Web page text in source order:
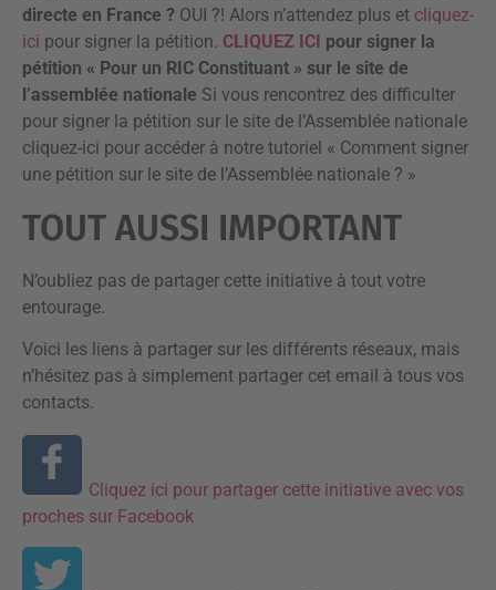
directe en France ? OUI ?! Alors n’attendez plus et cliquez-
ici pour signer la pétition. CLIQUEZ ICI pour signer la
pétition « Pour un RIC Constituant » sur le site de
l’assemblée nationale Si vous rencontrez des difficulter
pour signer la pétition sur le site de l’Assemblée nationale
cliquez-ici pour accéder à notre tutoriel « Comment signer
une pétition sur le site de l’Assemblée nationale ? »
TOUT AUSSI IMPORTANT
N’oubliez pas de partager cette initiative à tout votre
entourage.
Voici les liens à partager sur les différents réseaux, mais
n’hésitez pas à simplement partager cet email à tous vos
contacts.
Cliquez ici pour partager cette initiative avec vos
proches sur Facebook